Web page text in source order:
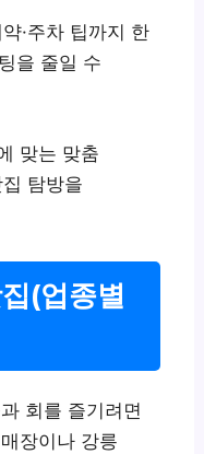
·주차 팁까지 한
을 줄일 수
맞는 맞춤
탐방을
(업종별
회를 즐기려면
장이나 강릉